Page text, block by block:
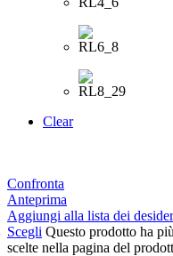
Clear
Confronta
Anteprima
Aggiungi alla lista dei
Scegli Questo prodotto ha
scelte nella pagina del